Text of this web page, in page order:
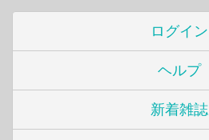
ログイン
ヘルプ
新着雑誌